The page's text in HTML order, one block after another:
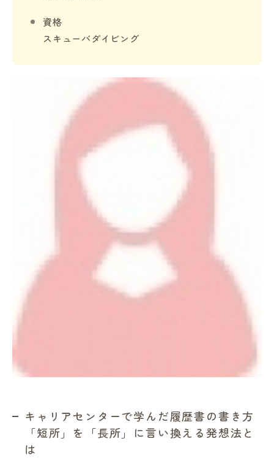
資格
スキューバダイビング
キャリアセンターで学んだ履歴書の書き方
「短所」を「長所」に言い換える発想法と
は